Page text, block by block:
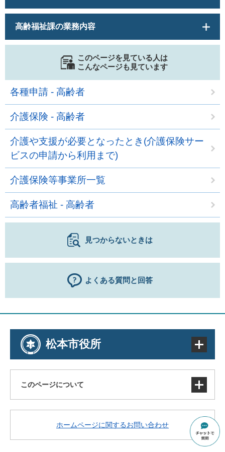
高齢福祉課の業務内容
このページを見ている人は
こんなページも見ています
各種申請 - 高齢者
介護保険 - 高齢者
介護や支援が必要となったとき(介護保険サー
ビスの申請から利用まで)
介護保険等事業所一覧
高齢者福祉 - 高齢者
見つからないときは
よくある質問と回答
松本市役所
このページについて
著作権・免責事項・リンク
ホームページに関するお問い合わせ